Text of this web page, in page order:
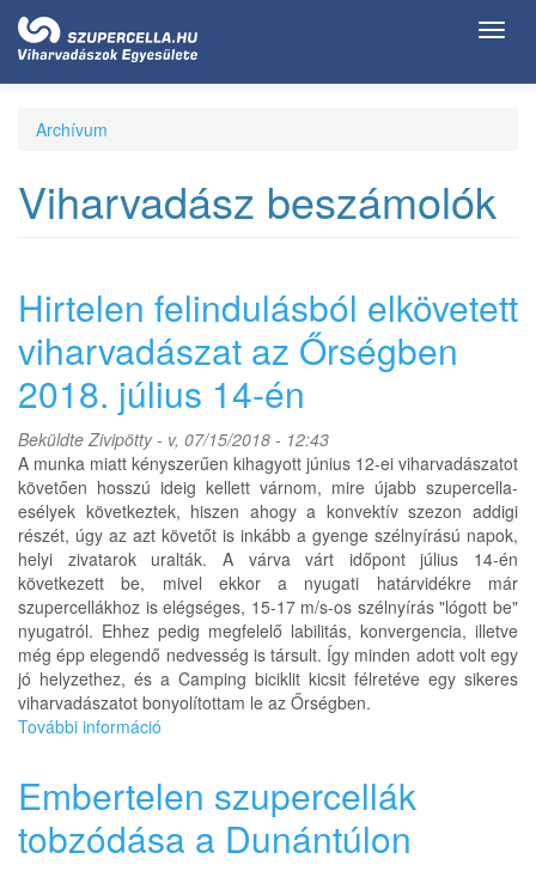
Ugrás
tartalomra
Archívum
Viharvadász beszámolók
Hirtelen felindulásból elkövetett
viharvadászat az Őrségben
2018. július 14-én
BeküldteZivipötty- v, 07/15/2018 - 12:43
A munka miatt kényszerűen kihagyott június 12-ei viharvadászatot
követően hosszú ideig kellett várnom, mire újabb szupercella-
esélyek következtek, hiszen ahogy a konvektív szezon addigi
részét, úgy az azt követőt is inkább a gyenge szélnyírású napok,
helyi zivatarok uralták. A várva várt időpont július 14-én
következett be, mivel ekkor a nyugati határvidékre már
szupercellákhoz is elégséges, 15-17 m/s-os szélnyírás "lógott be"
nyugatról. Ehhez pedig megfelelő labilitás, konvergencia, illetve
még épp elegendő nedvesség is társult. Így minden adott volt egy
jó helyzethez, és a Camping biciklit kicsit félretéve egy sikeres
viharvadászatot bonyolítottam le az Őrségben.
További információ
viharvadászat
Őrségben
Embertelen szupercellák
tobzódása a Dunántúlon